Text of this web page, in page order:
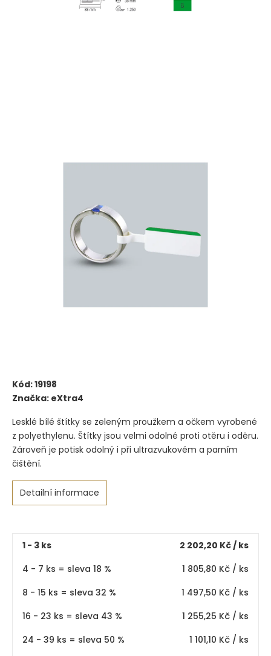
Kód:19198
Značka: eXtra4
1 - 3 ks 2 202,20 Kč / ks
4 - 7 ks = sleva 18 %
1 805,80 Kč / ks
8 - 15 ks = sleva 32 %
1 497,50 Kč / ks
16 - 23 ks = sleva 43 %
1 255,25 Kč / ks
24 - 39 ks = sleva 50 %
1 101,10 Kč / ks
Lesklé bílé štítky se zeleným proužkem a očkem vyrobené
z polyethylenu. Štítky jsou velmi odolné proti otěru i oděru.
Zároveň je potisk odolný i při ultrazvukovém a parním
čištění.
Detailní informace